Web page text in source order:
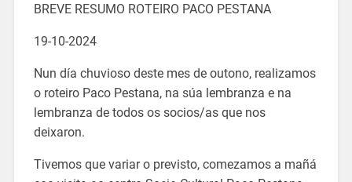
BREVE RESUMO ROTEIRO PACO PESTANA
19-10-2024
Nun día chuvioso deste mes de outono, realizamos
o roteiro Paco Pestana, na súa lembranza e na
lembranza de todos os socios/as que nos
deixaron.
Tivemos que variar o previsto, comezamos a mañá